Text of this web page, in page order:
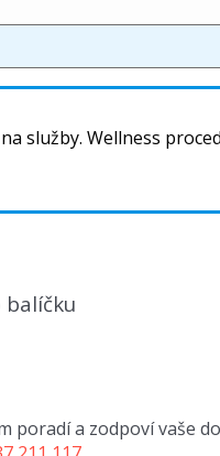
služby. Wellness
poradí a zodpoví vaše